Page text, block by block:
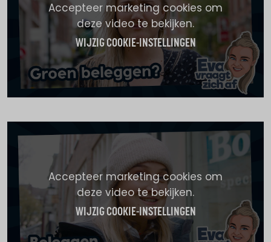
Accepteer marketing cookies om
deze video te bekijken.
WIJZIG COOKIE-INSTELLINGEN
Accepteer marketing cookies om
deze video te bekijken.
WIJZIG COOKIE-INSTELLINGEN